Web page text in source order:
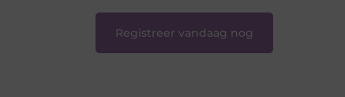
Registreer vandaag nog